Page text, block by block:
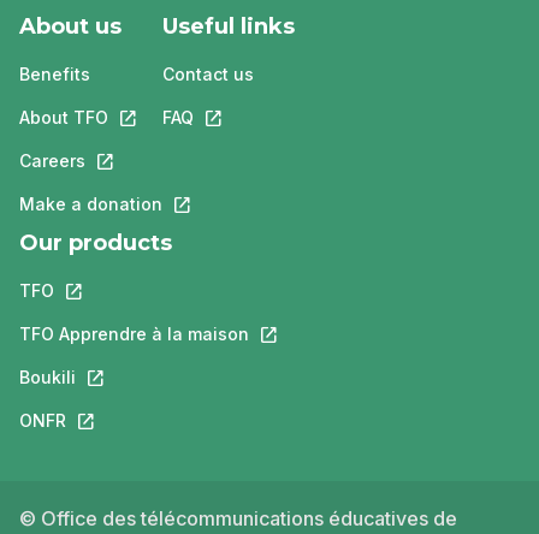
About us
Benefits
About TFO This link will open in a new tab.
Careers This link will open in a new tab.
Make a donation This link will open in a new tab.
Useful links
Contact us
FAQ This link will open in a new tab.
Our products
TFO This link will open in a new tab.
TFO Apprendre à la maison This link will open in a new tab.
Boukili This link will open in a new tab.
ONFR This link will open in a new tab.
© Office des télécommunications éducatives de